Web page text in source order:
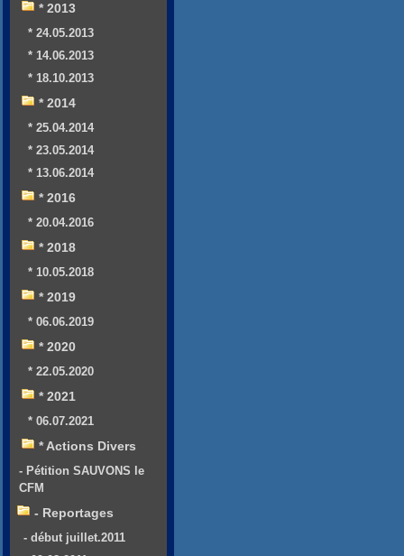
* 2013
* 24.05.2013
* 14.06.2013
* 18.10.2013
* 2014
* 25.04.2014
* 23.05.2014
* 13.06.2014
* 2016
* 20.04.2016
* 2018
* 10.05.2018
* 2019
* 06.06.2019
* 2020
* 22.05.2020
* 2021
* 06.07.2021
* Actions Divers
- Pétition SAUVONS le
CFM
- Reportages
- début juillet.2011